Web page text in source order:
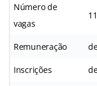
Número de
vagas
Remuneração
Inscrições